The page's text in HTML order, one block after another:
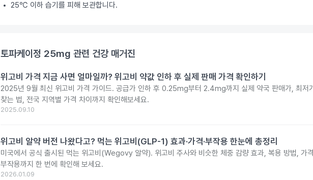
25℃ 이하 습기를 피해 보관합니다.
토파케이정 25mg 관련 건강 매거진
위고비 가격 지금 사면 얼마일까? 위고비 약값 인하 후 실제 판매 가격 확인하기
2025년 9월 최신 위고비 가격 가이드. 공급가 인하 후 0.25mg부터 2.4mg까지 실제 약국 판매가, 최저
찾는 법, 전국 지역별 가격 차이까지 확인해보세요.
2025.09.10
위고비 알약 버전 나왔다고? 먹는 위고비(GLP-1) 효과·가격·부작용 한눈에 총정리
미국에서 공식 출시된 먹는 위고비(Wegovy 알약). 위고비 주사와 비슷한 체중 감량 효과, 복용 방법, 가
부작용까지 한 번에 확인해 보세요.
2026.01.09